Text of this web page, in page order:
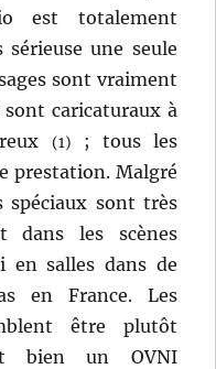
est totalement
une seule
sont vraiment
caricaturaux à
(1)
; tous les
prestation. Malgré
spéciaux sont très
dans les scènes
en salles dans de
en France. Les
être plutôt
un OVNI